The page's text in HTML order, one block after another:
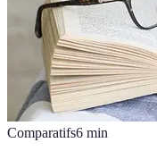
Comparatifs6 min